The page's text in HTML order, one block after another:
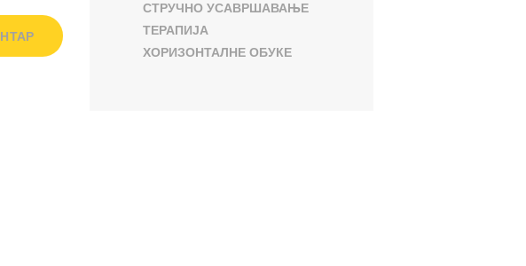
СТРУЧНО УСАВРШАВАЊЕ
ТЕРАПИЈА
ХОРИЗОНТАЛНЕ ОБУКЕ